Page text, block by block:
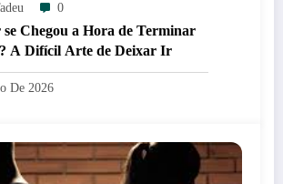
0
se Chegou a Hora de Terminar
A Difícil Arte de Deixar Ir
De 2026